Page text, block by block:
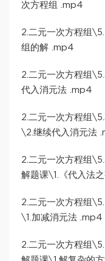
次方程组 .mp4
2.二元一次方程组
组的解 .mp4
2.二元一次方程组
代入消元法 .mp4
2.二元一次方程组
\2.继续代入消元法
2.二元一次方程组
解题课\1.《代入法
2.二元一次方程组
\1.加减消元法 .mp4
2.二元一次方程组